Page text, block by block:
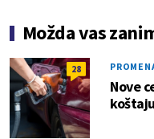
Možda vas
28
Nove